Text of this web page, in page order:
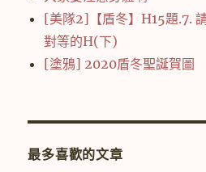
[美隊2]【盾冬】H15題.7.
對等的H(下)
[塗鴉] 2020盾冬聖誕賀圖
最多喜歡的文章